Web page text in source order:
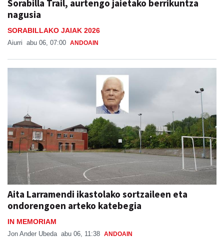
Sorabilla Trail, aurtengo jaietako berrikuntza
nagusia
SORABILLAKO JAIAK 2026
Aiurri abu 06, 07:00 ANDOAIN
Aita Larramendi ikastolako sortzaileen eta
ondorengoen arteko katebegia
IN MEMORIAM
Jon Ander Ubeda abu 06, 11:38 ANDOAIN